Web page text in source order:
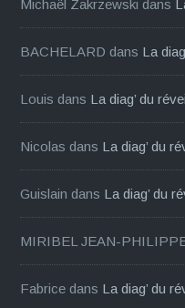
Michaël Zakrzewski dans
BACHELARD dans La
Louis dans La diag’ du
Nicolas dans La diag’ du
Guislain dans La diag’ du
MIRIBEL JEAN-
Fabrice dans La diag’ du